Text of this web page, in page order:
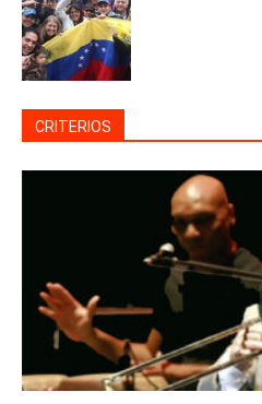
CRITERIOS